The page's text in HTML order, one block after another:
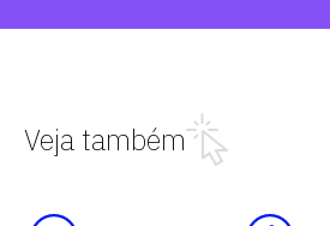
Veja também